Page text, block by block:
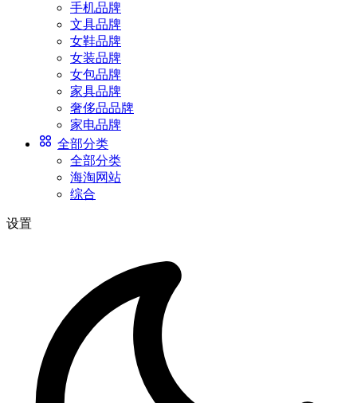
手机品牌
文具品牌
女鞋品牌
女装品牌
女包品牌
家具品牌
奢侈品品牌
家电品牌
全部分类
全部分类
海淘网站
综合
设置